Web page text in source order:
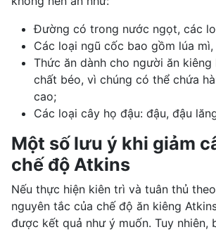
Đường có trong nước ngọt, các
Các loại ngũ cốc bao gồm lúa
Thức ăn dành cho người ăn
chất béo, vì chúng có thể chứa
cao;
Các loại cây họ đậu: đậu, đậu
Một số lưu ý khi giảm
chế độ Atkins
Nếu thực hiện kiên trì và tuân thủ
nguyên tắc của chế độ ăn kiêng
được kết quả như ý muốn. Tuy nhiên,